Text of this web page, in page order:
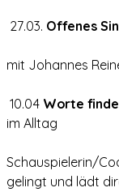
27.03. Offenes
mit Johannes
10.04 Worte
im Alltag
Schauspielerin/
gelingt und lädt